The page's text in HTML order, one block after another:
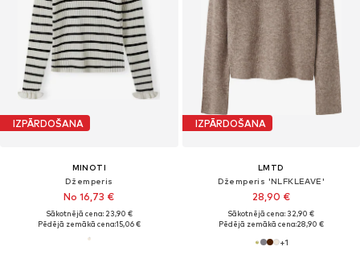
IZPĀRDOŠANA
MINOTI
Džemperis
No 16,73 €
Sākotnējā cena: 23,90 €
Pēdējā zemākā cena:15,06 €
IZPĀRDOŠANA
LMTD
Džemperis 'NLFKLEAVE'
28,90 €
Sākotnējā cena: 32,90 €
Pēdējā zemākā cena:28,90 €
+1